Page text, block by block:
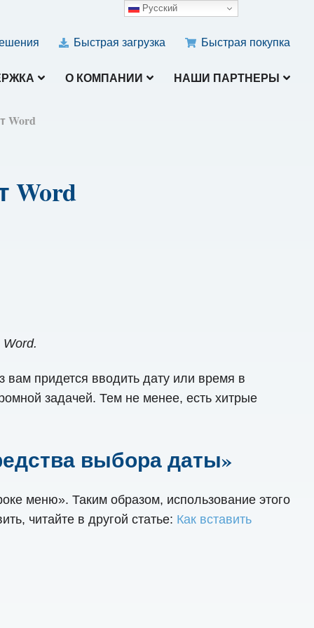
Быстрая загрузка Быстрая покупка
О КОМПАНИИ НАШИ ПАРТНЕРЫ
Word
Word
вам придется вводить дату или время в
задачей. Тем не менее, есть хитрые
выбора даты»
меню». Таким образом, использование этого
читайте в другой статье: Как вставить
Русский